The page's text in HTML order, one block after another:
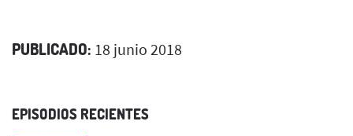
PUBLICADO: 18 junio 2018
EPISODIOS RECIENTES